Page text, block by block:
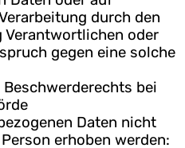
durch den
Verantwortlichen oder
gegen eine solche
bei
Daten nicht
erhoben werden: